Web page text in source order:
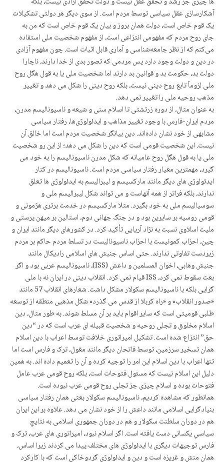
آشکارسازی عقل سیاسی توسط مردم است. از سوی دیگر هر دولتی تشکیلات
یک قوم خاص است، دولت همان بروز و بیان یک قوم خاص است که من به
جای روح مردم که مفهومی انتزاعی است، از مفهوم شخصیت ملی استفاده
می‌کنم که از نظر جامعه‌شناسی و آماری قابل اثبات است. چون مفهوم آزادی
در دین و دولت وجود دارد پس مردمی که تصور بدی از خدا دارند، ناچارا
دولت بد، حکومت بد و قوانین بد دارند اما شخصیت ملی یا به قول هگل روح
ملی لزوماً تابع روح دینی نیست، بلکه روح دینی را شکل می دهد و تغییر
مذهب روحیه ملی را تغییر نمی دهد.
به عنوان مثال، از دوره زرتشتی تا اسلام سنی و شیعه و ناسیونالیسم مدرن،
مردم ایران-فارس با وجود تغییر مذاهب و ایدئولوژی‌ها، رفتار سیاسی
مشابهی از خود نشان داده‌اند. دین بیانگر شخصیت مردم است اما خالق آن
نیست. این شخصیت قومی است که دین را شکل می دهد؛ از این رو شخصیت
ملی یا به قول هگل روح عامیانه که شکل مدرن ناسیونالیسم را به خود می
گیرد، مهمترین معیار رفتار سیاسی مردم است. ناسیونالیسم در کنار
ایدئولوژی های دیگر مانند مارکسیسم و لیبرالیسم به ایدئولوژی ها تعلق
ندارند، بلکه فراتر از همه آنهاست و می تواند شکل لیبرالیسم ملی و
سوسیالیسم ملی به خود بگیرد. مثلا مارکسیسم در خدمت برتری هژمونی و
قومی روسیه بر سایرین بود و در جنگ جهانی دوم، استالین بر میهن پرستی و
ملیت اسلاوی نسبت به نژاد آریایی تأکید کرد. در کشورهای دیگر مانند ایران و
چین، احزاب کمونیست با احزاب ناسیونالیست در تسلط مردم حاکم بر مردم
زیردست تفاوتی ندارند. حتی اساس جنبش های اسلامی رادیکال مانند
جنبش وهابی، اخوان المسلمین و داعش (ISS)، ناسیونالیسم عربی بود و اگر
بعث سقوط نمی کرد، ISS قیام نمی کرد. انقلاب دینی در ایران نه با ملی
گرایی بلکه با ناسیونالیسم سکولار مشکل داشت. شعارهای انقلاب 57 مانند
«صدور انقلاب» و «راه کربلا از قدس می گذرد» شکل مذهبی منطقه از توسعه
طلبی قومیتی است که سایر اقوام باید بر آن مسلط شوند. به طور مثال، دین
اسلام مخلوق و تجلی روحیه و شخصیت قبیله ای عرب است که در “دین
حق” انتزاع شده است. تشکیل امپراتوری خلافت توسط اعراب با دین اسلام
همان تسخیر سرزمین، توسط فاتحان دیگر مانند مغول، ترک و فارس است اما
تنها اعراب با دین اسلام این امر را توجیه کرده و آن را تعمیم داده اند. به همین
دلیل این اسلام نیست که مسئول فتوحات است، بلکه روح قومی عرب عامل
فتوحات بوده و اسلام چیزی جز تجلی روح قومی عرب نبوده است.
همانطور که مشاهده کردیم، ناسیونالیسم سکولار بعثی همان رفتار سیاسی
بنیادگرایی اسلامی مانند داعش را از خود نشان می دهد. علاوه بر این ایران
هم در دوران سلطنت سکولار و هم در دوران جمهوری اسلامی به نتایجِ
سیاسیِ یکسانی دست یافته است. اگر اسلام نبود، امپراتوری های عرب، ترک و
فارس توجیهات دیگری با ایدئولوژی های مختلف پیدا می کردند زیرا اساس،
همان منش و غریزه است و دین و ایدئولوژی گردوخاکی است که با کارکرد